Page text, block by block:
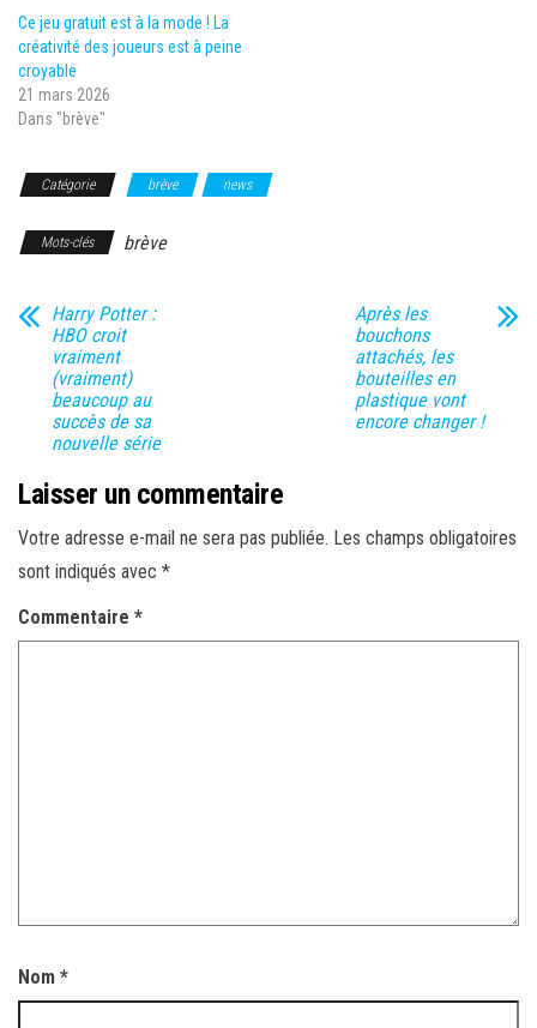
Ce jeu gratuit est à la mode ! La
créativité des joueurs est à peine
croyable
21 mars 2026
Dans "brève"
Catégorie brève news
Mots-clés brève
Harry Potter :
HBO croit
vraiment
(vraiment)
beaucoup au
succès de sa
nouvelle série
Après les
bouchons
attachés, les
bouteilles en
plastique vont
encore changer !
Laisser un commentaire
Votre adresse e-mail ne sera pas publiée. Les champs obligatoires
sont indiqués avec *
Commentaire *
Nom *